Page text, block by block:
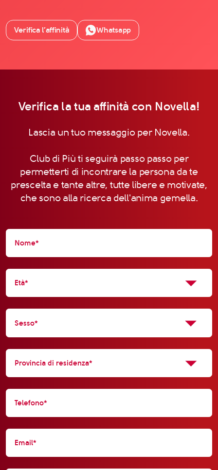
Verifica l’affinità Whatsapp
Verifica la tua affinità con Novella!
Lascia un tuo messaggio per Novella.
Club di Più ti seguirà passo passo per
permetterti di incontrare la persona da te
prescelta e tante altre, tutte libere e motivate,
che sono alla ricerca dell'anima gemella.